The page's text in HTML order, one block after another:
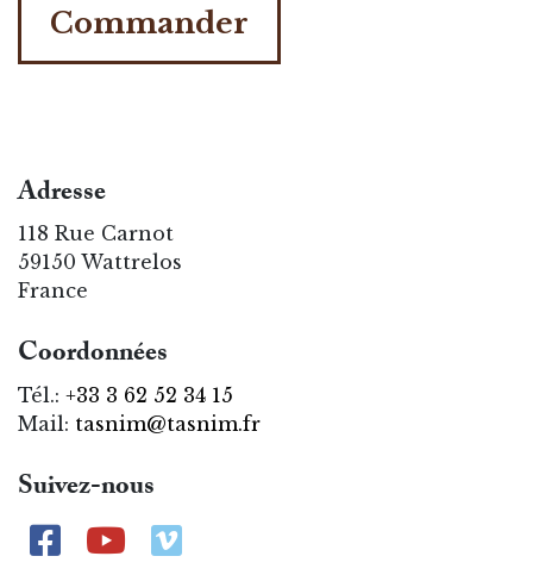
Commander
Adresse
118 Rue Carnot
59150 Wattrelos
France
Coordonnées
Tél.: +33 3 62 52 34 15
Mail: tasnim@tasnim.fr
Suivez-nous